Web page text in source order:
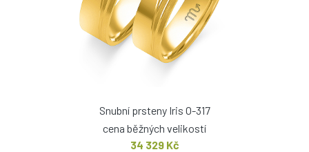
Snubní prsteny Iris O-317
cena běžných velikostí
34 329 Kč